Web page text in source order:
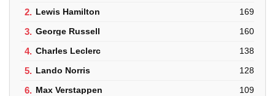
2. Lewis Hamilton 169
3. George Russell 160
4. Charles Leclerc 138
5. Lando Norris 128
6. Max Verstappen 109